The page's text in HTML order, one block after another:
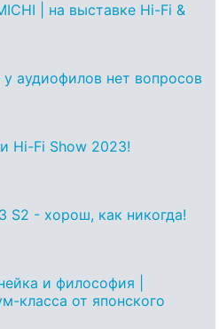
| на выставке Hi-Fi &
у аудиофилов нет вопросов
Hi-Fi Show 2023!
S2 - хорош, как никогда!
и философия |
класса от японского